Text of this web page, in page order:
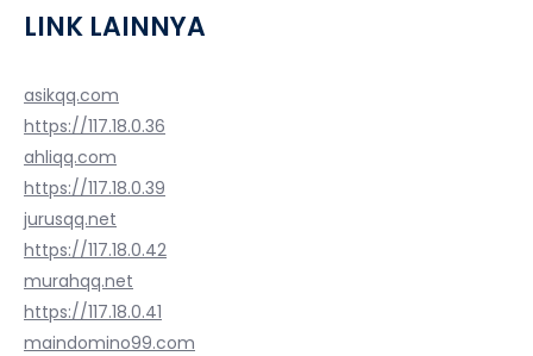
LINK LAINNYA
asikqq.com
https://117.18.0.36
ahliqq.com
https://117.18.0.39
jurusqq.net
https://117.18.0.42
murahqq.net
https://117.18.0.41
maindomino99.com